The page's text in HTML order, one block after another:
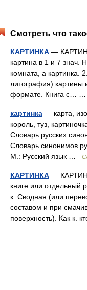
Смотреть что
КАРТИНКА —
картина в 1 и 7 знач.
комната, а картинка.
литография)
формате. Книга с…
картинка — карта,
король, туз,
Словарь русских
Словарь синонимов
М.: Русский язык …
КАРТИНКА —
книге или отдельный
к. Сводная (или
составом и при
поверхность). Как к.